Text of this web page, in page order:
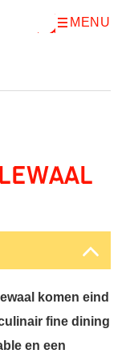
O
MENU
komen eind
fine dining
en een